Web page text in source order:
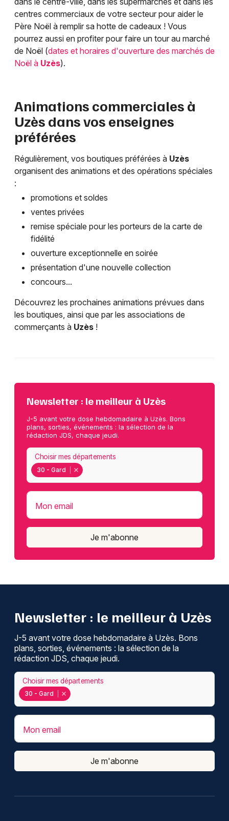
centres commerciaux de votre secteur pour aider le
Père Noël à remplir sa hotte de cadeaux ! Vous
pourrez aussi en profiter pour faire un tour au marché
de Noël (dates et horaires d'ouverture des marchés de
Noël à Uzès).
Animations commerciales à
Uzès dans vos enseignes
préférées
Régulièrement, vos boutiques préférées à Uzès
organisent des animations et des opérations spéciales
:
promotions et soldes
ventes privées
remise spéciale pour les porteurs de la carte de
fidélité
ouverture exceptionnelle en soirée
présentation d'une nouvelle collection
concours...
Découvrez les prochaines animations prévues dans
les boutiques, ainsi que par les associations de
commerçants à Uzès !
Newsletter : le meilleur à Uzès
J-5 avant votre dose hebdomadaire à Uzès. Bons
plans, sorties, événements : la sélection de la
rédaction JDS, chaque jeudi.
30 - Gard
Choisir mes départements
Mon email
Je m'abonne
Newsletter : le meilleur à Uzès
J-5 avant votre dose hebdomadaire à Uzès. Bons
plans, sorties, événements : la sélection de la
rédaction JDS, chaque jeudi.
30 - Gard
Choisir mes départements
Mon email
Je m'abonne